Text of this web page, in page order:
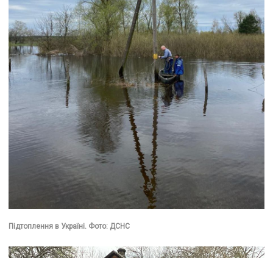
Підтоплення в Україні. Фото: ДСНС